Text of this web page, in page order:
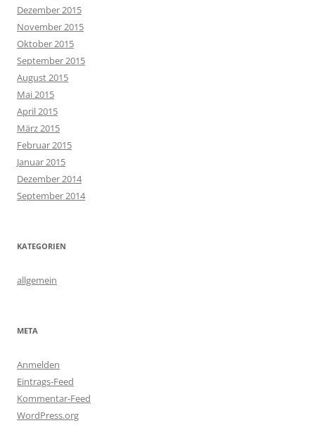
Dezember 2015
November 2015
Oktober 2015
September 2015
August 2015
Mai 2015
April 2015
März 2015
Februar 2015
Januar 2015
Dezember 2014
September 2014
KATEGORIEN
allgemein
META
Anmelden
Eintrags-Feed
Kommentar-Feed
WordPress.org